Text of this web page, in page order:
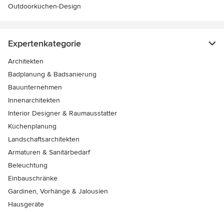
Outdoorküchen-Design
Expertenkategorie
Architekten
Badplanung & Badsanierung
Bauunternehmen
Innenarchitekten
Interior Designer & Raumausstatter
Küchenplanung
Landschaftsarchitekten
Armaturen & Sanitärbedarf
Beleuchtung
Einbauschränke
Gardinen, Vorhänge & Jalousien
Hausgeräte